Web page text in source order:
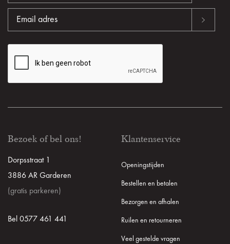
Bezoek of bel ons!
Dorpsstraat 1
3886 AR Garderen
(gratis parkeren)
Bel 0577 461 441
Klantenservice
Openingstijden
Bestellen en betalen
Bezorgen en afhalen
Ruilen en retourneren
Veel gestelde vragen